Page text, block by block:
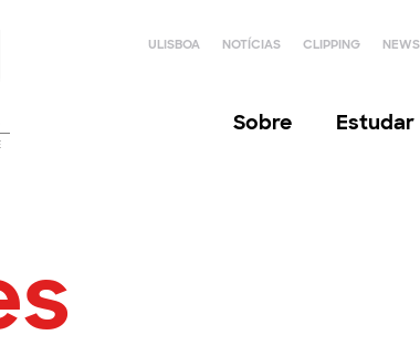
ULISBOA NOTÍCIAS CLIPPING
Sobre Estudar